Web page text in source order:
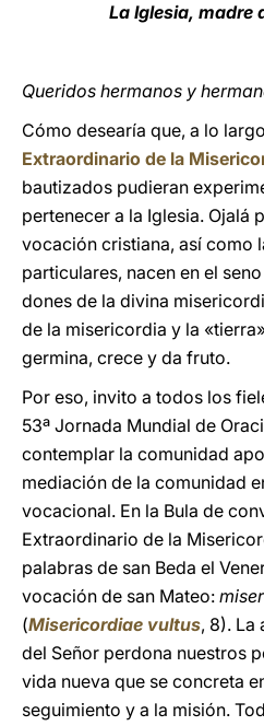
La Iglesia, madre
Queridos hermanos y
Cómo desearía que, a lo
Extraordinario de la
bautizados pudieran
pertenecer a la Iglesia. Ojalá
vocación cristiana, así como
particulares, nacen en el
dones de la divina
de la misericordia y la
germina, crece y da fruto.
Por eso, invito a todos los
53ª Jornada Mundial de
contemplar la comunidad
mediación de la comunidad
vocacional. En la Bula de
Extraordinario de la
palabras de san Beda el
vocación de san Mateo:
(Misericordiae vultus, 8). La
del Señor perdona nuestros
vida nueva que se concreta
seguimiento y a la misión.